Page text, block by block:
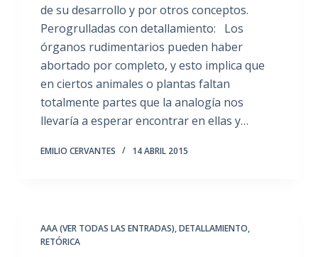
de su desarrollo y por otros conceptos.
Perogrulladas con detallamiento: Los
órganos rudimentarios pueden haber
abortado por completo, y esto implica que
en ciertos animales o plantas faltan
totalmente partes que la analogía nos
llevaría a esperar encontrar en ellas y…
EMILIO CERVANTES 14 ABRIL 2015
AAA (VER TODAS LAS ENTRADAS),DETALLAMIENTO,
RETÓRICA